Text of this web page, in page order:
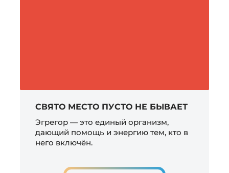
СВЯТО МЕСТО ПУСТО НЕ БЫВАЕТ
Эгрегор — это единый организм,
дающий помощь и энергию тем, кто в
него включён.